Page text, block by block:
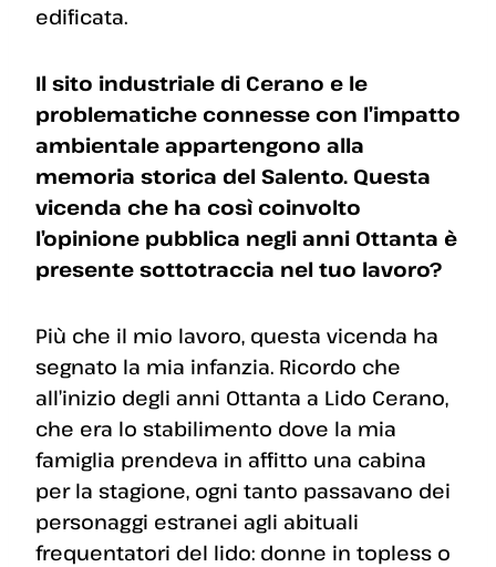
edificata.
Il sito industriale di Cerano e le
problematiche connesse con l’impatto
ambientale appartengono alla
memoria storica del Salento. Questa
vicenda che ha così coinvolto
l’opinione pubblica negli anni Ottanta è
presente sottotraccia nel tuo lavoro?
Più che il mio lavoro, questa vicenda ha
segnato la mia infanzia. Ricordo che
all’inizio degli anni Ottanta a Lido Cerano,
che era lo stabilimento dove la mia
famiglia prendeva in affitto una cabina
per la stagione, ogni tanto passavano dei
personaggi estranei agli abituali
frequentatori del lido: donne in topless o